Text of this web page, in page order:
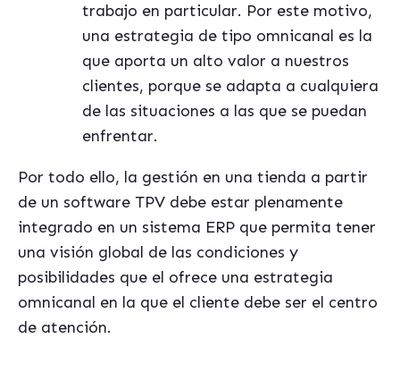
trabajo en particular. Por este motivo,
una estrategia de tipo omnicanal es la
que aporta un alto valor a nuestros
clientes, porque se adapta a cualquiera
de las situaciones a las que se puedan
enfrentar.
Por todo ello, la gestión en una tienda a partir
de un software TPV debe estar plenamente
integrado en un sistema ERP que permita tener
una visión global de las condiciones y
posibilidades que el ofrece una estrategia
omnicanal en la que el cliente debe ser el centro
de atención.